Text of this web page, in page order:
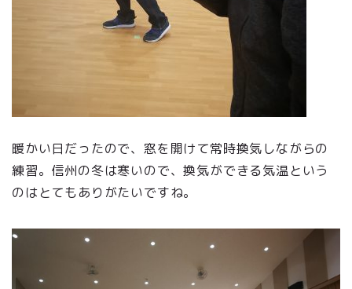
暖かい日だったので、窓を開けて常時換気しながらの
練習。信州の冬は寒いので、換気ができる気温という
のはとてもありがたいですね。